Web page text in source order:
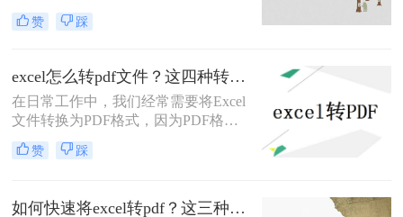
不改变原始格式的情况下进行分享、
打印或存档。那么excel如何转成pdf格
件转换为PDF格式的方法，帮助读者
轻松完成转换。
赞 踩
excel怎么转pdf文件？这四种转换方法看到就是赚到
在日常工作中，我们经常需要将Excel
文件转换为PDF格式，因为PDF格式
文件的优点是不易修改，易于打印和
共享，而且可以跨多个平台使用。在
赞 踩
如何快速将excel转pdf？这三种方法可以快速转换！